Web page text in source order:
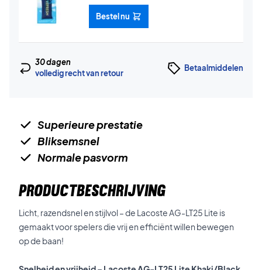
Bestel nu
30 dagen
volledig recht van retour
Betaalmiddelen
Superieure prestatie
Bliksemsnel
Normale pasvorm
PRODUCTBESCHRIJVING
Licht, razendsnel en stijlvol – de Lacoste AG-LT25 Lite is
gemaakt voor spelers die vrij en efficiënt willen bewegen
op de baan!